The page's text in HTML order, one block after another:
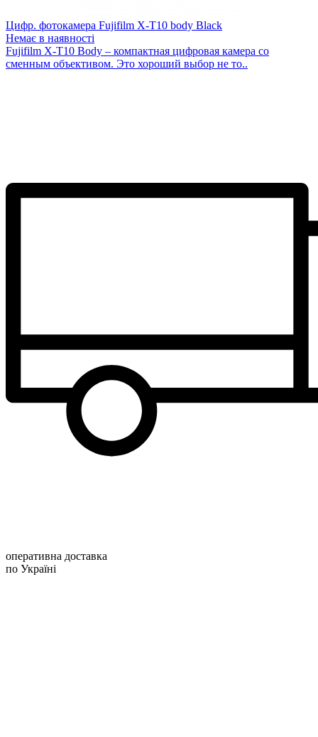
Цифр. фотокамера Fujifilm X-T10 body Black
Немає в наявності
Fujifilm X-T10 Body – компактная цифровая камера со
сменным объективом. Это хороший выбор не то..
оперативна доставка
по Україні